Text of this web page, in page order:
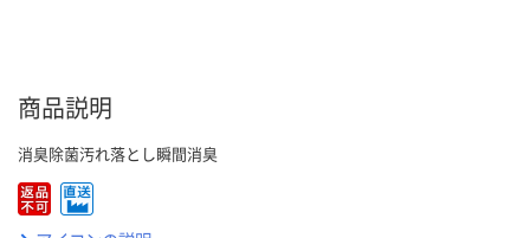
商品説明
消臭除菌汚れ落とし瞬間消臭